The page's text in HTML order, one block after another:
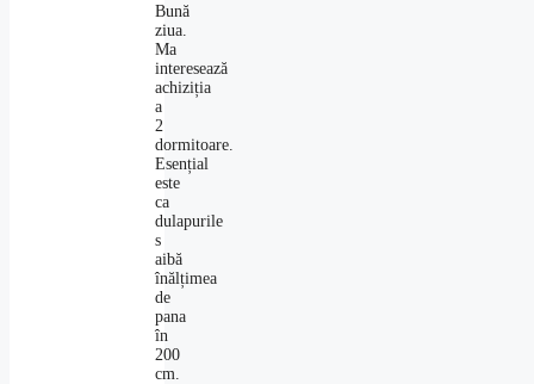
Bună
ziua.
Ma
interesează
achiziția
a
2
dormitoare.
Esențial
este
ca
dulapurile
s
aibă
înălțimea
de
pana
în
200
cm.